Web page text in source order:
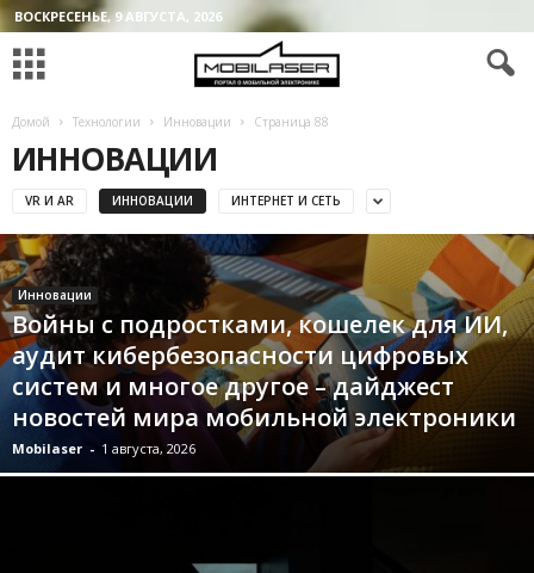
ВОСКРЕСЕНЬЕ, 9 АВГУСТА, 2026
Домой Технологии Инновации Страница 88
ИННОВАЦИИ
VR И AR ИННОВАЦИИ ИНТЕРНЕТ И СЕТЬ
Инновации
Войны с подростками, кошелек для ИИ,
аудит кибербезопасности цифровых
систем и многое другое – дайджест
новостей мира мобильной электроники
Mobilaser - 1 августа, 2026